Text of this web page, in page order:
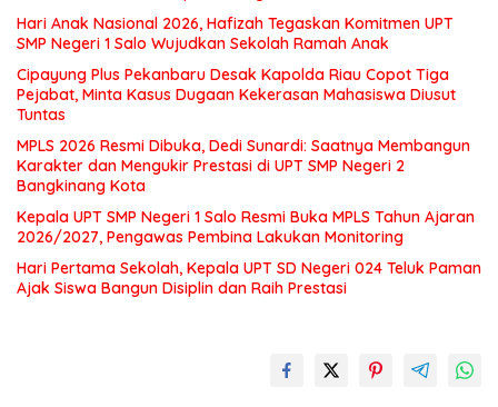
Hari Anak Nasional 2026, Hafizah Tegaskan Komitmen UPT
SMP Negeri 1 Salo Wujudkan Sekolah Ramah Anak
Cipayung Plus Pekanbaru Desak Kapolda Riau Copot Tiga
Pejabat, Minta Kasus Dugaan Kekerasan Mahasiswa Diusut
Tuntas
MPLS 2026 Resmi Dibuka, Dedi Sunardi: Saatnya Membangun
Karakter dan Mengukir Prestasi di UPT SMP Negeri 2
Bangkinang Kota
Kepala UPT SMP Negeri 1 Salo Resmi Buka MPLS Tahun Ajaran
2026/2027, Pengawas Pembina Lakukan Monitoring
Hari Pertama Sekolah, Kepala UPT SD Negeri 024 Teluk Paman
Ajak Siswa Bangun Disiplin dan Raih Prestasi